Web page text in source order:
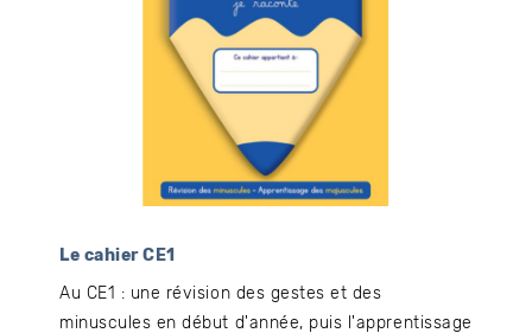
Le cahier CE1
Au CE1 : une révision des gestes et des
minuscules en début d'année, puis l'apprentissage